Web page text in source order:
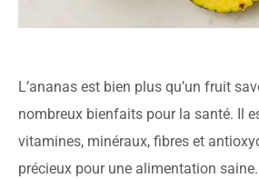
L’ananas est bien plus qu’un fruit
nombreux bienfaits pour la santé. Il
vitamines, minéraux, fibres et
précieux pour une alimentation saine.